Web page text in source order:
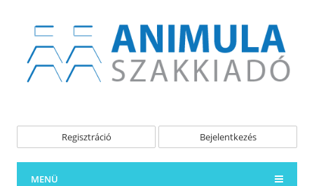
Regisztráció Bejelentkezés
MENÜ